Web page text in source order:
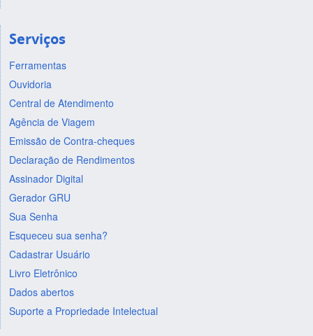
Serviços
Ferramentas
Ouvidoria
Central de Atendimento
Agência de Viagem
Emissão de Contra-cheques
Declaração de Rendimentos
Assinador Digital
Gerador GRU
Sua Senha
Esqueceu sua senha?
Cadastrar Usuário
Livro Eletrônico
Dados abertos
Suporte a Propriedade Intelectual